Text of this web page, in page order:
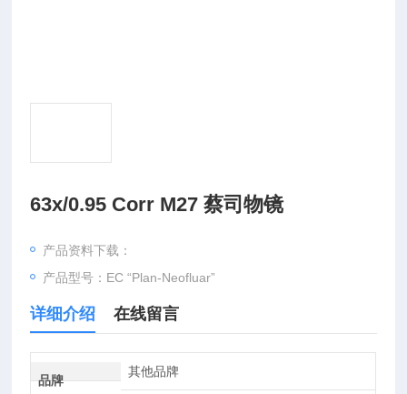
63x/0.95 Corr M27 蔡司物镜
产品资料下载：
产品型号：EC “Plan-Neofluar”
详细介绍 在线留言
品牌
其他品牌